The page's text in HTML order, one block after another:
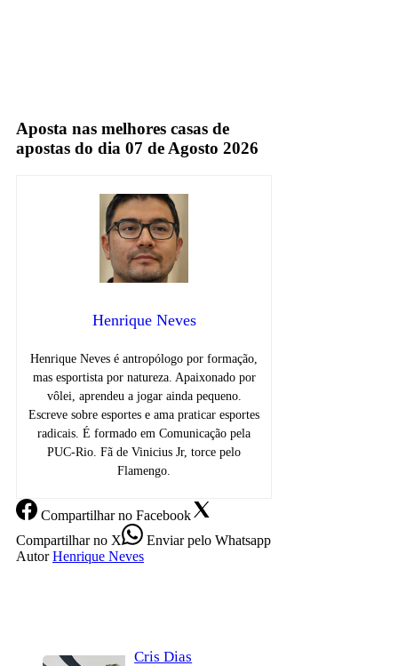
Aposta nas melhores casas de
apostas do dia 07 de Agosto 2026
Henrique Neves
Henrique Neves é antropólogo por formação,
mas esportista por natureza. Apaixonado por
vôlei, aprendeu a jogar ainda pequeno.
Escreve sobre esportes e ama praticar esportes
radicais. É formado em Comunicação pela
PUC-Rio. Fã de Vinicius Jr, torce pelo
Flamengo.
Compartilharno Facebook
Compartilharno X Enviarpelo Whatsapp
Autor Henrique Neves
Cris Dias